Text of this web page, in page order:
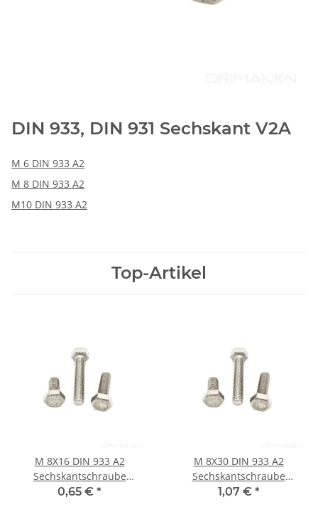
DIN 933, DIN 931 Sechskant V2A
M 6 DIN 933 A2
M 8 DIN 933 A2
M10 DIN 933 A2
Top-Artikel
M 8X16 DIN 933 A2
Sechskantschraube
Edelstahl
0,65 € *
M 8X30 DIN 933 A2
Sechskantschraube
Edelstahl
1,07 € *